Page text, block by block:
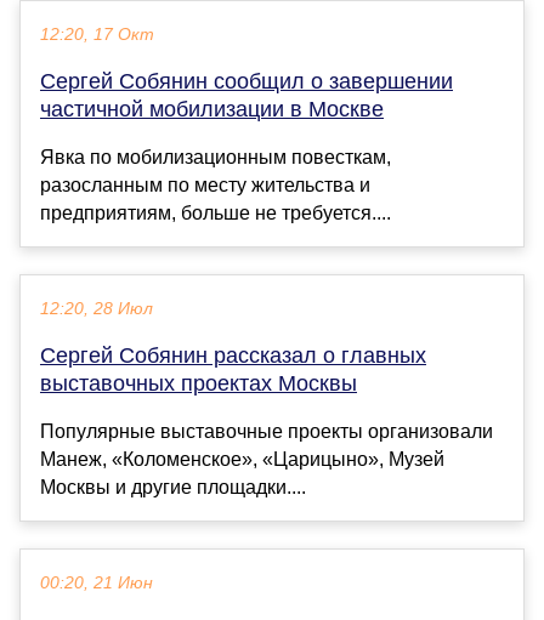
12:20, 17 Окт
Сергей Собянин сообщил о завершении
частичной мобилизации в Москве
Явка по мобилизационным повесткам,
разосланным по месту жительства и
предприятиям, больше не требуется....
12:20, 28 Июл
Сергей Собянин рассказал о главных
выставочных проектах Москвы
Популярные выставочные проекты организовали
Манеж, «Коломенское», «Царицыно», Музей
Москвы и другие площадки....
00:20, 21 Июн